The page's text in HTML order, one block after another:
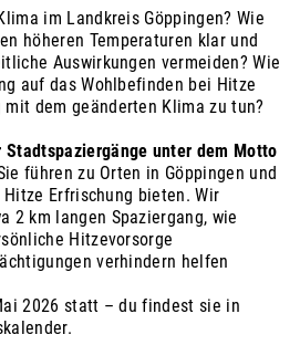
im Landkreis Göppingen? Wie
höheren Temperaturen klar und
Auswirkungen vermeiden? Wie
auf das Wohlbefinden bei Hitze
mit dem geänderten Klima zu tun?
Stadtspaziergänge unter dem Motto
führen zu Orten in Göppingen und
Erfrischung bieten. Wir
2 km langen Spaziergang, wie
Hitzevorsorge
verhindern helfen
2026 statt – du findest sie in